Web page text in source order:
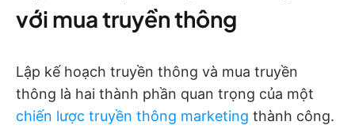
với mua truyền thông
Lập kế hoạch truyền thông và mua truyền
thông là hai thành phần quan trọng của một
chiến lược truyền thông marketing thành công.